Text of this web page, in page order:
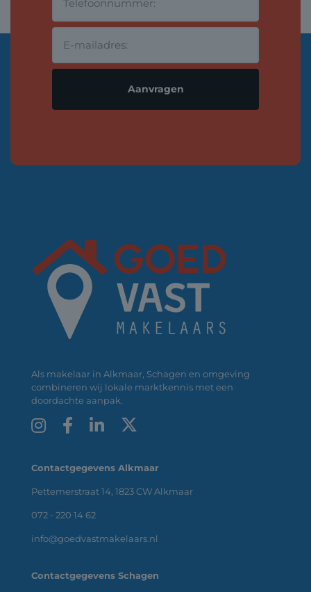
Als makelaar in Alkmaar, Schagen en omgeving
combineren wij lokale marktkennis met een
doordachte aanpak.
Contactgegevens Alkmaar
Pettemerstraat 14, 1823 CW Alkmaar
072 - 220 14 62
info@goedvastmakelaars.nl
Contactgegevens Schagen